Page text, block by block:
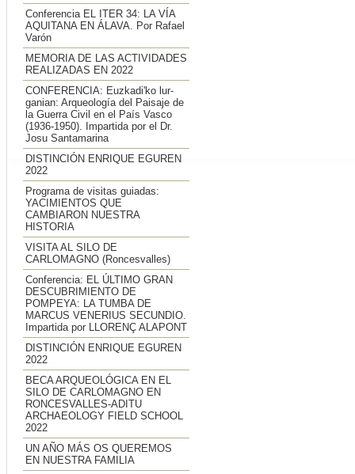
Conferencia EL ITER 34: LA VÍA
AQUITANA EN ÁLAVA. Por Rafael
Varón
MEMORIA DE LAS ACTIVIDADES
REALIZADAS EN 2022
CONFERENCIA: Euzkadi'ko lur-
ganian: Arqueología del Paisaje de
la Guerra Civil en el País Vasco
(1936-1950). Impartida por el Dr.
Josu Santamarina
DISTINCIÓN ENRIQUE EGUREN
2022
Programa de visitas guiadas:
YACIMIENTOS QUE
CAMBIARON NUESTRA
HISTORIA
VISITA AL SILO DE
CARLOMAGNO (Roncesvalles)
Conferencia: EL ÚLTIMO GRAN
DESCUBRIMIENTO DE
POMPEYA: LA TUMBA DE
MARCUS VENERIUS SECUNDIO.
Impartida por LLORENÇ ALAPONT
DISTINCIÓN ENRIQUE EGUREN
2022
BECA ARQUEOLÓGICA EN EL
SILO DE CARLOMAGNO EN
RONCESVALLES-ADITU
ARCHAEOLOGY FIELD SCHOOL
2022
UN AÑO MÁS OS QUEREMOS
EN NUESTRA FAMILIA